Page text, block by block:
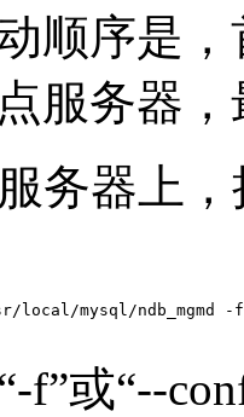
顺序是
服务器
务器上
f”或“--